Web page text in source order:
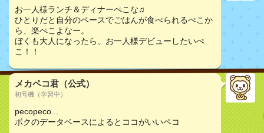
お一人様ランチ＆ディナーぺこな♫
ひとりだと自分のペースでごはんが食べられるぺこか
ら、楽ぺこよなー。
ぼくも大人になったら、お一人様デビューしたいぺ
こ！！
メカペコ君（公式）
初号機（学習中）
pecopeco...
ボクのデータベースによるとココがいいペコ